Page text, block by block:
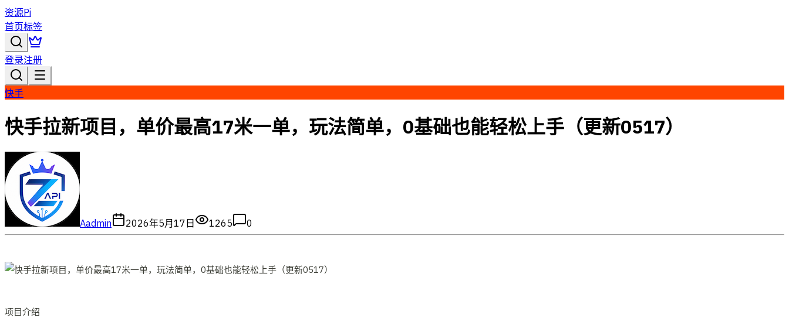
资源Pi
首页标签
登录注册
快手
快手拉新项目，单价最高17米一单，玩法简单，0基础也能轻松上手（更新0517）
Aadmin 2026年5月17日 1265 0
项目介绍